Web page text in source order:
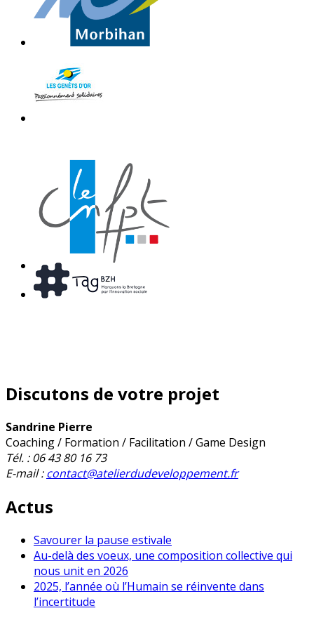
Discutons de votre projet
Sandrine Pierre
Coaching / Formation / Facilitation / Game Design
Tél. : 06 43 80 16 73
E-mail :contact@atelierdudeveloppement.fr
Actus
Savourer la pause estivale
Au-delà des voeux, une composition collective qui
nous unit en 2026
2025, l’année où l’Humain se réinvente dans
l’incertitude